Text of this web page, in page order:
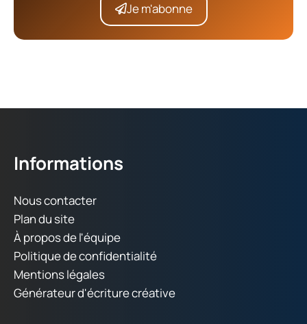
Je m'abonne
Informations
Nous contacter
Plan du site
À propos de l'équipe
Politique de confidentialité
Mentions légales
Générateur d'écriture créative